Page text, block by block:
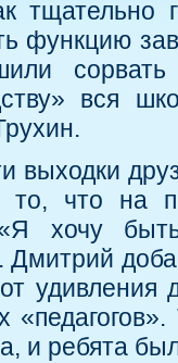
тщательно
функцию
вся
выходки
что на
хочу быть
Дмитрий
удивления
и ребята